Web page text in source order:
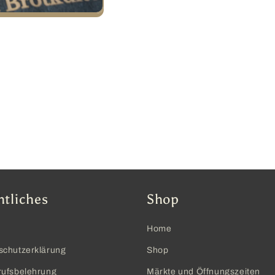
Shop
Home
Shop
Märkte und Öffnungszeiten